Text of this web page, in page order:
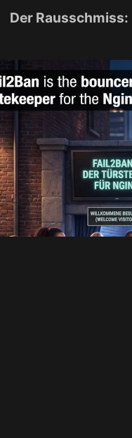
Der Rausschmiss: